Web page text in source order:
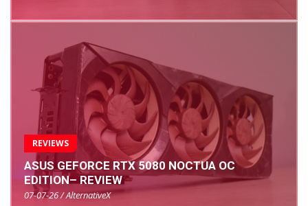
REVIEWS
ASUS GEFORCE RTX 5080 NOCTUA OC
EDITION– REVIEW
07-07-26 / AlternativeX